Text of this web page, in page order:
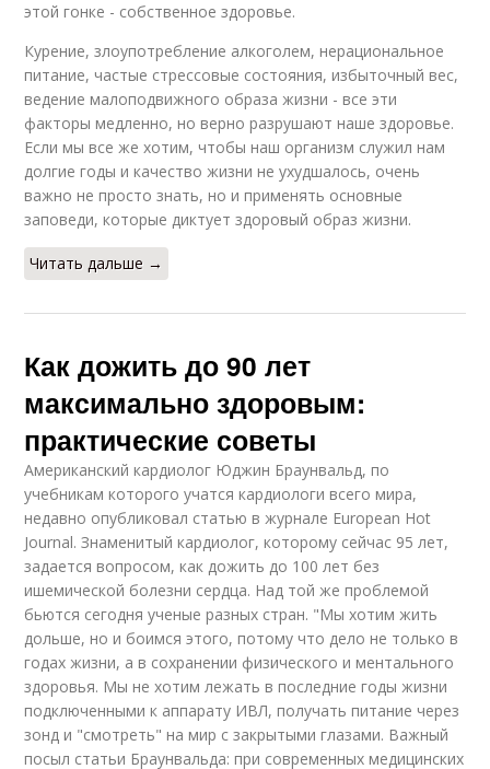
этой гонке - собственное здоровье.
Курение, злоупотребление алкоголем, нерациональное
питание, частые стрессовые состояния, избыточный вес,
ведение малоподвижного образа жизни - все эти
факторы медленно, но верно разрушают наше здоровье.
Если мы все же хотим, чтобы наш организм служил нам
долгие годы и качество жизни не ухудшалось, очень
важно не просто знать, но и применять основные
заповеди, которые диктует здоровый образ жизни.
Читать дальше →
Как дожить до 90 лет
максимально здоровым:
практические советы
Американский кардиолог Юджин Браунвальд, по
учебникам которого учатся кардиологи всего мира,
недавно опубликовал статью в журнале European Hot
Journal. Знаменитый кардиолог, которому сейчас 95 лет,
задается вопросом, как дожить до 100 лет без
ишемической болезни сердца. Над той же проблемой
бьются сегодня ученые разных стран. "Мы хотим жить
дольше, но и боимся этого, потому что дело не только в
годах жизни, а в сохранении физического и ментального
здоровья. Мы не хотим лежать в последние годы жизни
подключенными к аппарату ИВЛ, получать питание через
зонд и "смотреть" на мир с закрытыми глазами. Важный
посыл статьи Браунвальда: при современных медицинских